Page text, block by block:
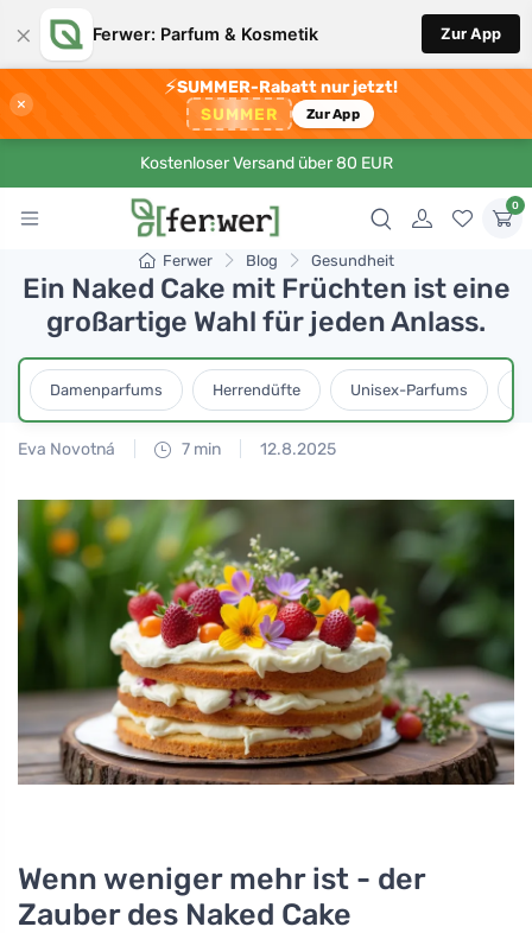
× Ferwer: Parfum & Kosmetik Zur App
×
⚡SUMMER-Rabatt nur jetzt!
SUMMER Zur App
Kostenloser Versand über 80 EUR
0
Ferwer Blog Gesundheit
Ein Naked Cake mit Früchten ist eine
großartige Wahl für jeden Anlass.
Damenparfums Herrendüfte Unisex-Parfums
Eva Novotná 7 min 12.8.2025
Wenn weniger mehr ist - der
Zauber des Naked Cake